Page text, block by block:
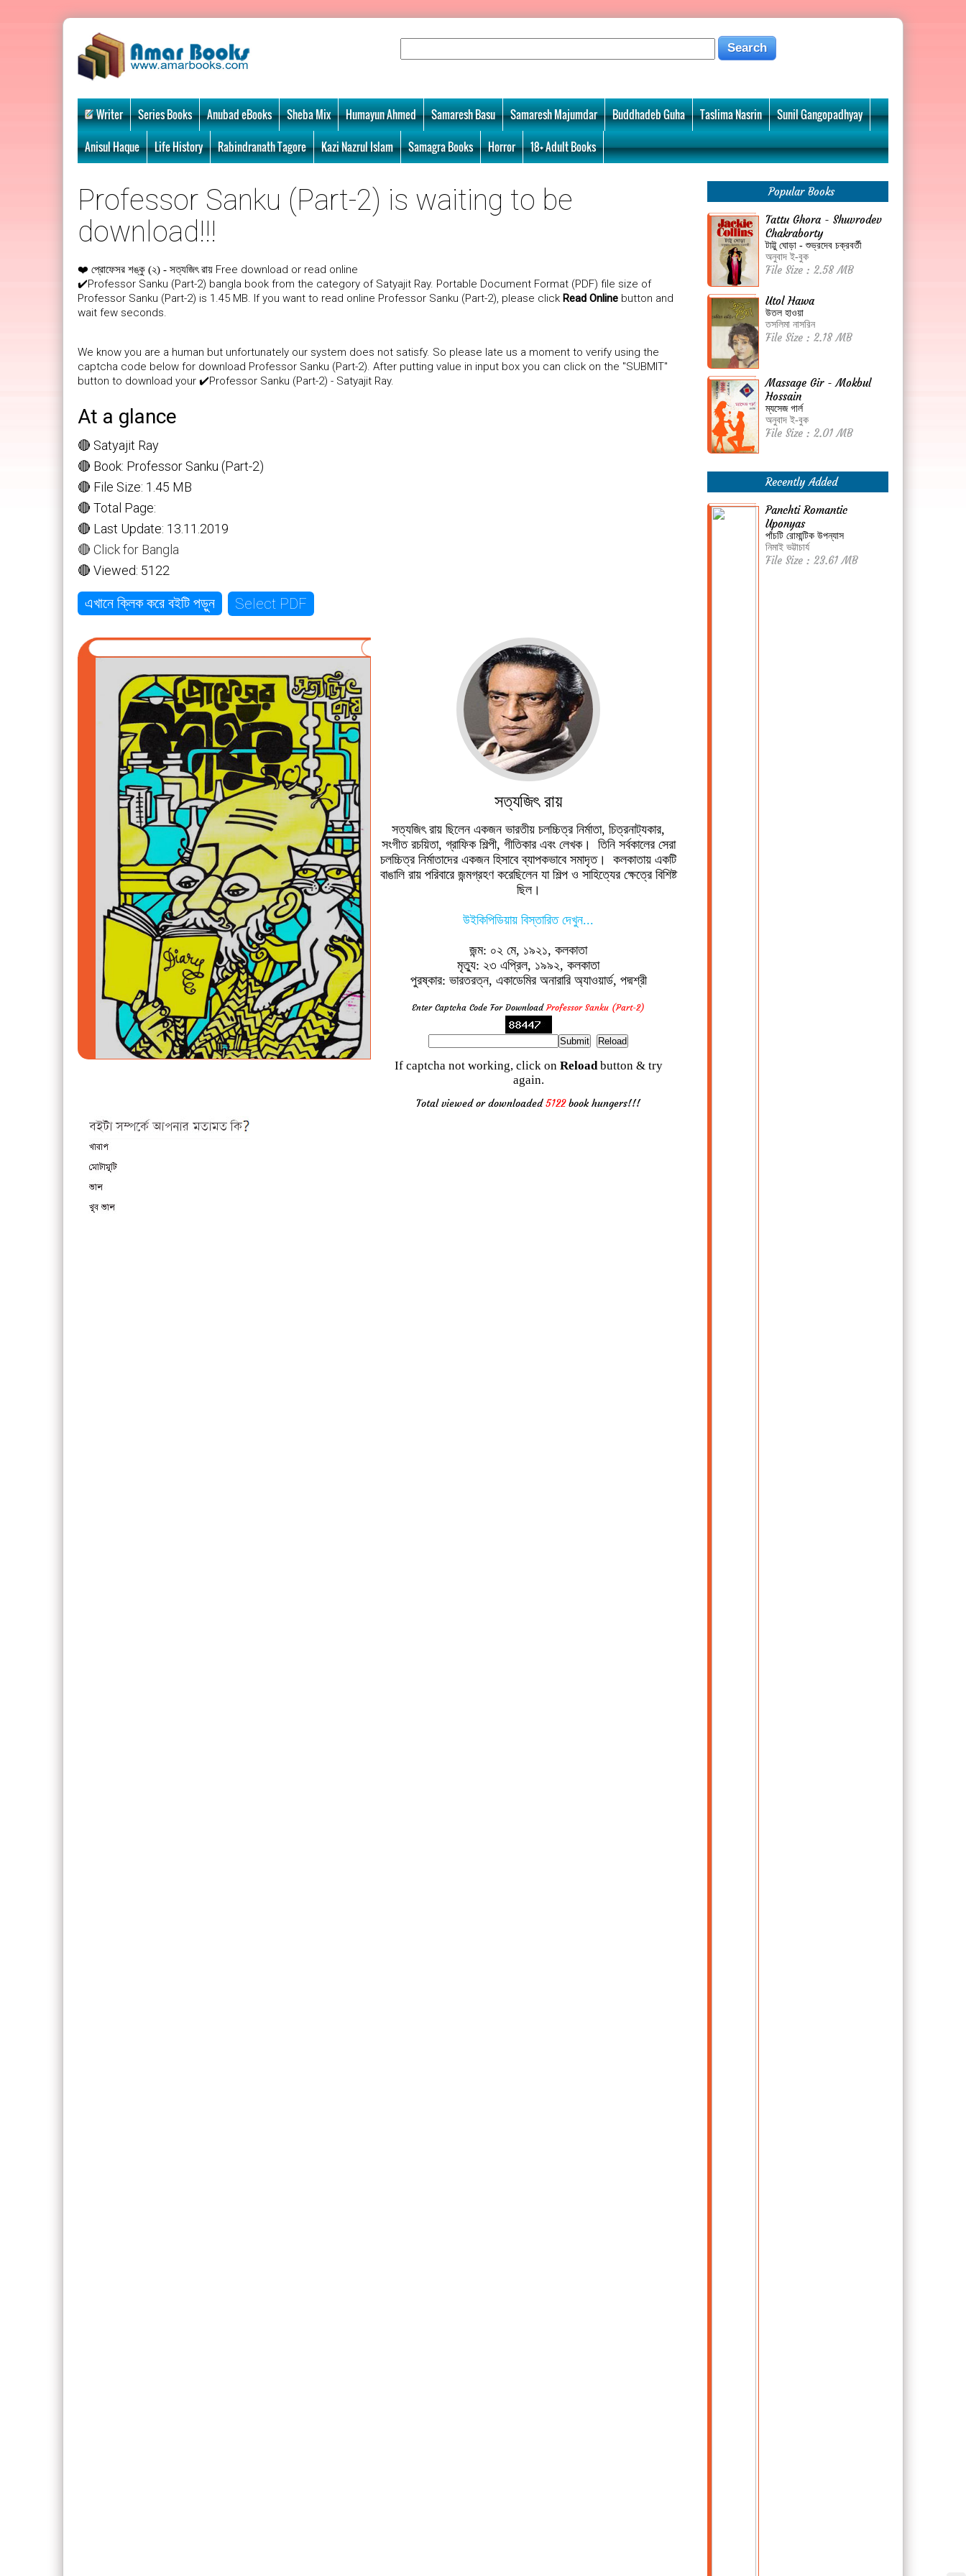
Writer Series Books Anubad eBooks Sheba Mix Humayun Ahmed Samaresh Basu Samaresh Majumdar Buddhadeb Guha Taslima Nasrin Sunil Gangopadhyay
Anisul Haque Life History Rabindranath Tagore Kazi Nazrul Islam Samagra Books Horror 18+ Adult Books
Professor Sanku (Part-2) is waiting to be
download!!!
❤️ প্রোফেসর শঙ্কু (২) - সত্যজিৎ রায় Free download or read online
✔️Professor Sanku (Part-2) bangla book from the category of Satyajit Ray. Portable Document Format (PDF) file size of
Professor Sanku (Part-2) is 1.45 MB. If you want to read online Professor Sanku (Part-2), please click Read Online button and
wait few seconds.
We know you are a human but unfortunately our system does not satisfy. So please late us a moment to verify using the
captcha code below for download Professor Sanku (Part-2). After putting value in input box you can click on the "SUBMIT"
button to download your ✔️Professor Sanku (Part-2) - Satyajit Ray.
At a glance
🔴 Satyajit Ray
🔴 Book: Professor Sanku (Part-2)
🔴 File Size: 1.45 MB
🔴 Total Page:
🔴 Last Update: 13.11.2019
🔴 Click for Bangla
🔴 Viewed: 5122
এখানে ক্লিক করে বইটি পড়ুন Select PDF
সত্যজিৎ রায়
সত্যজিৎ রায় ছিলেন একজন ভারতীয় চলচ্চিত্র নির্মাতা, চিত্রনাট্যকার,
সংগীত রচয়িতা, গ্রাফিক শিল্পী, গীতিকার এবং লেখক। তিনি সর্বকালের সেরা
চলচ্চিত্র নির্মাতাদের একজন হিসাবে ব্যাপকভাবে সমাদৃত। কলকাতায় একটি
বাঙালি রায় পরিবারে জন্মগ্রহণ করেছিলেন যা শিল্প ও সাহিত্যের ক্ষেত্রে বিশিষ্ট
ছিল।
উইকিপিডিয়ায় বিস্তারিত দেখুন...
জন্ম: ০২ মে, ১৯২১, কলকাতা
মৃত্যু: ২৩ এপ্রিল, ১৯৯২, কলকাতা
পুরষ্কার: ভারতরত্ন, একাডেমির অনারারি অ্যাওয়ার্ড, পদ্মশ্রী
Enter Captcha Code For Download Professor Sanku (Part-2)
If captcha not working, click on Reloadbutton & try
again.
Total viewed or downloaded5122book hungers!!!
Popular Books
Tattu Ghora - Shuvrodev
Chakraborty
টাট্টু ঘোড়া - শুভ্রদেব চক্রবর্তী
অনুবাদ ই-বুক
File Size : 2.58 MB
Utol Hawa
উতল হাওয়া
তসলিমা নাসরিন
File Size : 2.18 MB
Massage Gir - Mokbul
Hossain
ম্যসেজ গার্ল
অনুবাদ ই-বুক
File Size : 2.01 MB
Recently Added
Panchti Romantic
Uponyas
পাঁচটি রোমান্টিক উপন্যাস
নিমাই ভট্টাচার্য
File Size : 23.61 MB